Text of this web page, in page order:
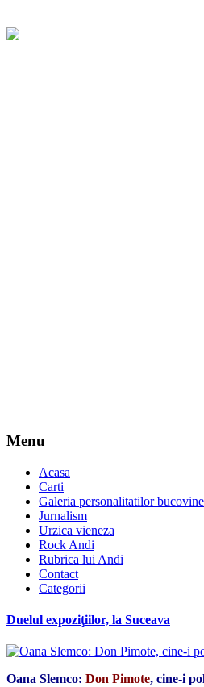
Menu
Acasa
Carti
Galeria personalitatilor
Jurnalism
Urzica vieneza
Rock Andi
Rubrica lui Andi
Contact
Categorii
Duelul expoziţiilor, la Suceava
Oana Slemco: Don Pimote, cine-i